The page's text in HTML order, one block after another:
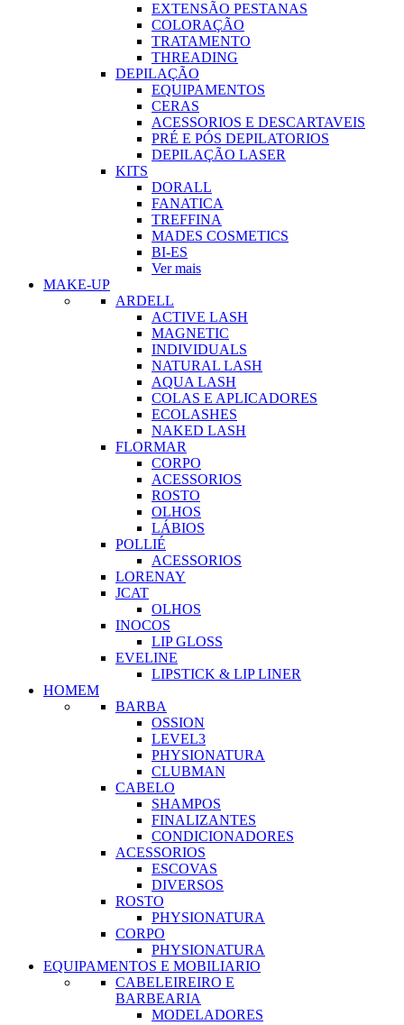
EXTENSÃO PESTANAS
COLORAÇÃO
TRATAMENTO
THREADING
DEPILAÇÃO
EQUIPAMENTOS
CERAS
ACESSORIOS E DESCARTAVEIS
PRÉ E PÓS DEPILATORIOS
DEPILAÇÃO LASER
KITS
DORALL
FANATICA
TREFFINA
MADES COSMETICS
BI-ES
Ver mais
MAKE-UP
ARDELL
ACTIVE LASH
MAGNETIC
INDIVIDUALS
NATURAL LASH
AQUA LASH
COLAS E APLICADORES
ECOLASHES
NAKED LASH
FLORMAR
CORPO
ACESSORIOS
ROSTO
OLHOS
LÁBIOS
POLLIÉ
ACESSORIOS
LORENAY
JCAT
OLHOS
INOCOS
LIP GLOSS
EVELINE
LIPSTICK & LIP LINER
HOMEM
BARBA
OSSION
LEVEL3
PHYSIONATURA
CLUBMAN
CABELO
SHAMPOS
FINALIZANTES
CONDICIONADORES
ACESSORIOS
ESCOVAS
DIVERSOS
ROSTO
PHYSIONATURA
CORPO
PHYSIONATURA
EQUIPAMENTOS E MOBILIARIO
CABELEIREIRO E
BARBEARIA
MODELADORES